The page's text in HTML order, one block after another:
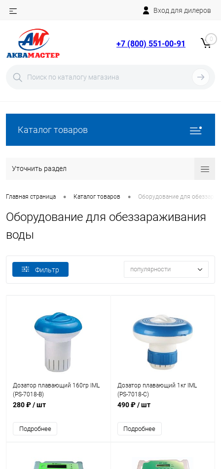
Вход для дилеров
+7 (800) 551-00-91 0
Каталог товаров
Уточнить раздел
Главная страница • Каталог товаров • Оборудование для
Оборудование для обеззараживания
воды
Фильтр популярности
Дозатор плавающий 160гр IML
(PS-7018-B)
280 ₽/ шт
Подробнее
Дозатор плавающий 1кг IML
(PS-7018-C)
490 ₽/ шт
Подробнее